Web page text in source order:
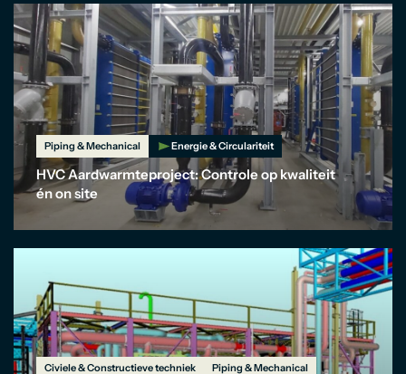
Piping & Mechanical Energie & Circulariteit
HVC Aardwarmteproject: Controle op kwaliteit
én on site
Civiele & Constructieve techniek Piping & Mechanical